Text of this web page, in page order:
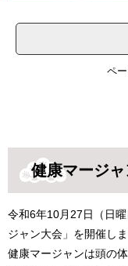
ペ
健康マージャ
令和6年10月27日（日
ジャン大会」を開催しま
健康マージャンは頭の